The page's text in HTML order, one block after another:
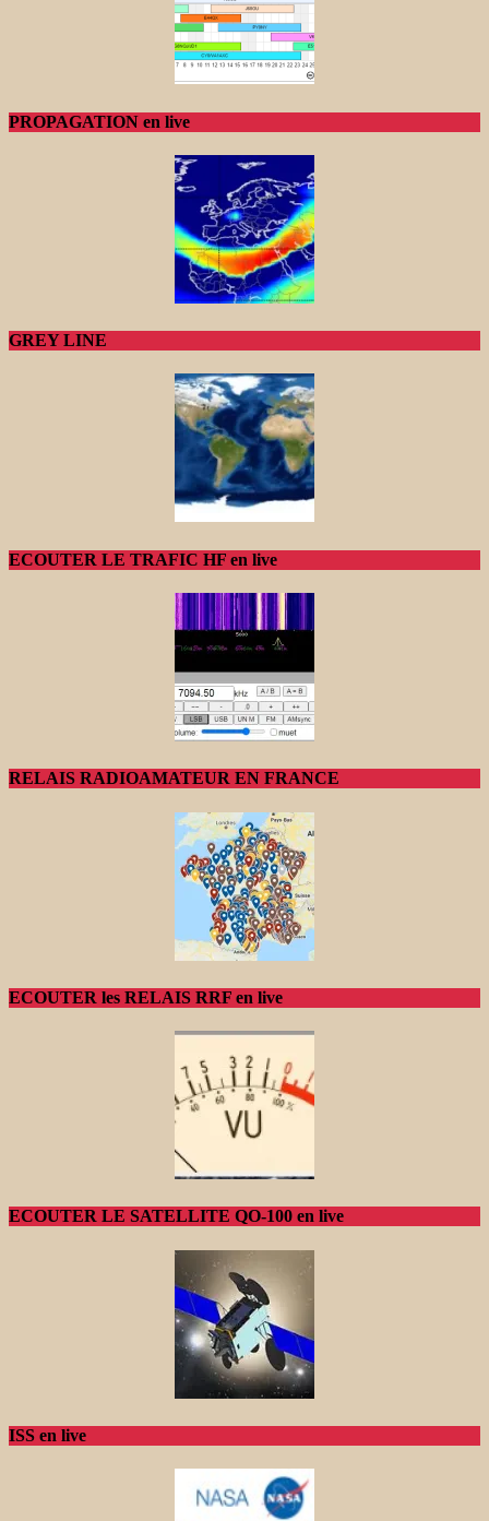
PROPAGATION en live
GREY LINE
ECOUTER LE TRAFIC HF en live
RELAIS RADIOAMATEUR EN FRANCE
ECOUTER les RELAIS RRF en live
ECOUTER LE SATELLITE QO-100 en live
ISS en live